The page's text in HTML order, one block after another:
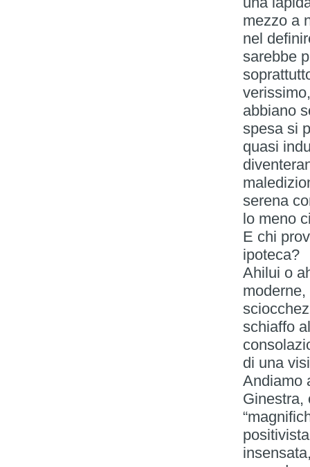
mezzo a
nel
sarebbe
abbiano
spesa si
quasi
serena
lo meno
E chi
ipoteca?
Ahilui o
schiaffo
di una
Andiamo
Ginestra,